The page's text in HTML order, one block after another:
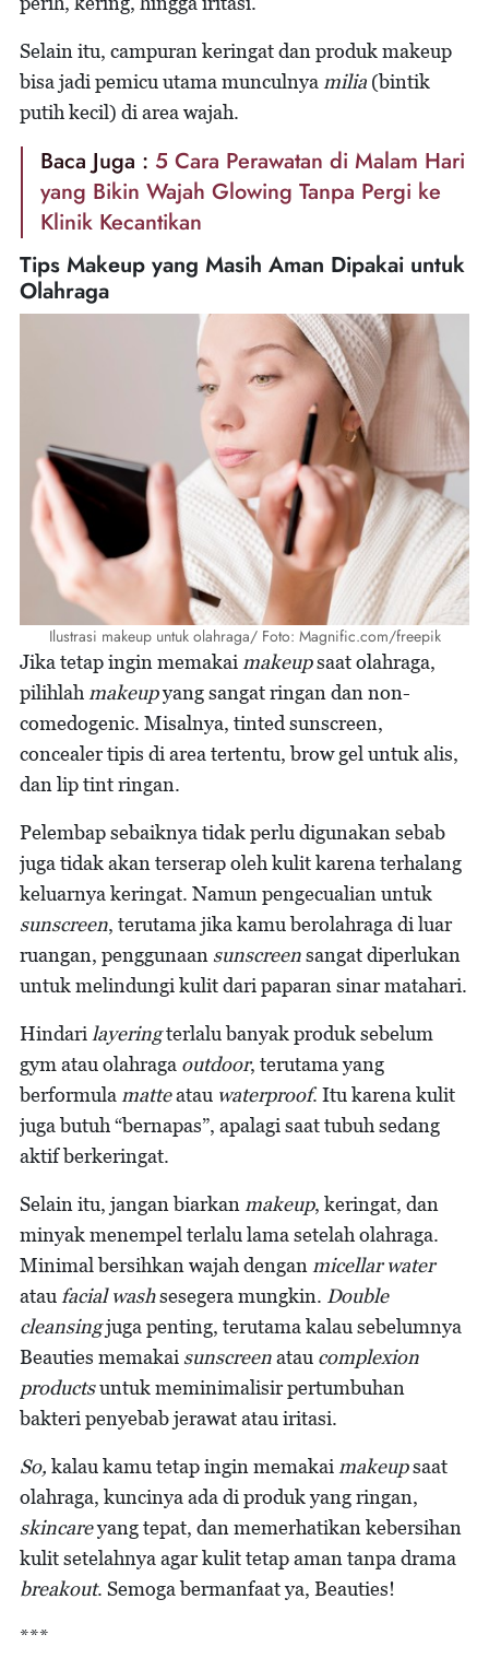
Selain itu, campuran keringat dan produk makeup
bisa jadi pemicu utama munculnya milia (bintik
putih kecil) di area wajah.
Baca Juga : 5 Cara Perawatan di Malam Hari
yang Bikin Wajah Glowing Tanpa Pergi ke
Klinik Kecantikan
Tips Makeup yang Masih Aman Dipakai untuk
Olahraga
Ilustrasi makeup untuk olahraga/ Foto: Magnific.com/freepik
Jika tetap ingin memakai makeupsaat olahraga,
pilihlah makeupyang sangat ringan dan non-
comedogenic. Misalnya, tinted sunscreen,
concealer tipis di area tertentu, brow gel untuk alis,
dan lip tint ringan.
Pelembap sebaiknya tidak perlu digunakan sebab
juga tidak akan terserap oleh kulit karena terhalang
keluarnya keringat. Namun pengecualian untuk
sunscreen, terutama jika kamu berolahraga di luar
ruangan, penggunaan sunscreensangat diperlukan
untuk melindungi kulit dari paparan sinar matahari.
Hindari layeringterlalu banyak produk sebelum
gym atau olahraga outdoor, terutama yang
berformula matteatau waterproof. Itu karena kulit
juga butuh “bernapas”, apalagi saat tubuh sedang
aktif berkeringat.
Selain itu, jangan biarkan makeup, keringat, dan
minyak menempel terlalu lama setelah olahraga.
Minimal bersihkan wajah dengan micellar water
atau facial washsesegera mungkin. Double
cleansingjuga penting, terutama kalau sebelumnya
Beauties memakai sunscreenatau complexion
productsuntuk meminimalisir pertumbuhan
bakteri penyebab jerawat atau iritasi.
So, kalau kamu tetap ingin memakai makeupsaat
olahraga, kuncinya ada di produk yang ringan,
skincareyang tepat, dan memerhatikan kebersihan
kulit setelahnya agar kulit tetap aman tanpa drama
breakout. Semoga bermanfaat ya, Beauties!
***